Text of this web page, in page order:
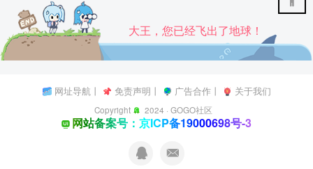
大王，您已经飞出了地球！
网址导航 丨 免责声明 丨 广告合作丨 关于我们
Copyright 2024 ·GOGO社区
网站备案号：京ICP备19000698号-3